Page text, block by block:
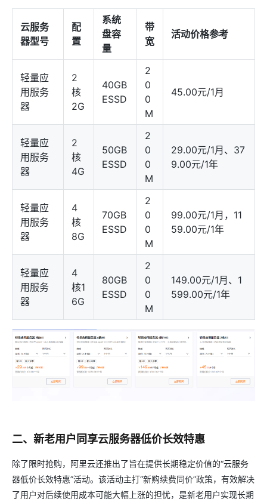
云服务
器型号
配
置
系统
盘容
量
带
宽
活动价格参考
轻量应
用服务
器
2
核
2G
40GB
ESSD
2
0
0
M
45.00元/1月
轻量应
用服务
器
2
核
4G
50GB
ESSD
2
0
0
M
29.00元/1月、37
9.00元/1年
轻量应
用服务
器
4
核
8G
70GB
ESSD
2
0
0
M
99.00元/1月，11
59.00元/1年
轻量应
用服务
器
4
核1
6G
80GB
ESSD
2
0
0
M
149.00元/1月、1
599.00元/1年
二、新老用户同享云服务器低价长效特惠
除了限时抢购，阿里云还推出了旨在提供长期稳定价值的“云服务
器低价长效特惠”活动。该活动主打“新购续费同价”政策，有效解决
了用户对后续使用成本可能大幅上涨的担忧，是新老用户实现长期